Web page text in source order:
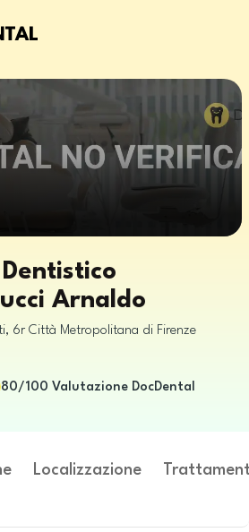
Arnaldo
6r Città Metropolitana di Firenze
80/100 Valutazione DocDental
Localizzazione